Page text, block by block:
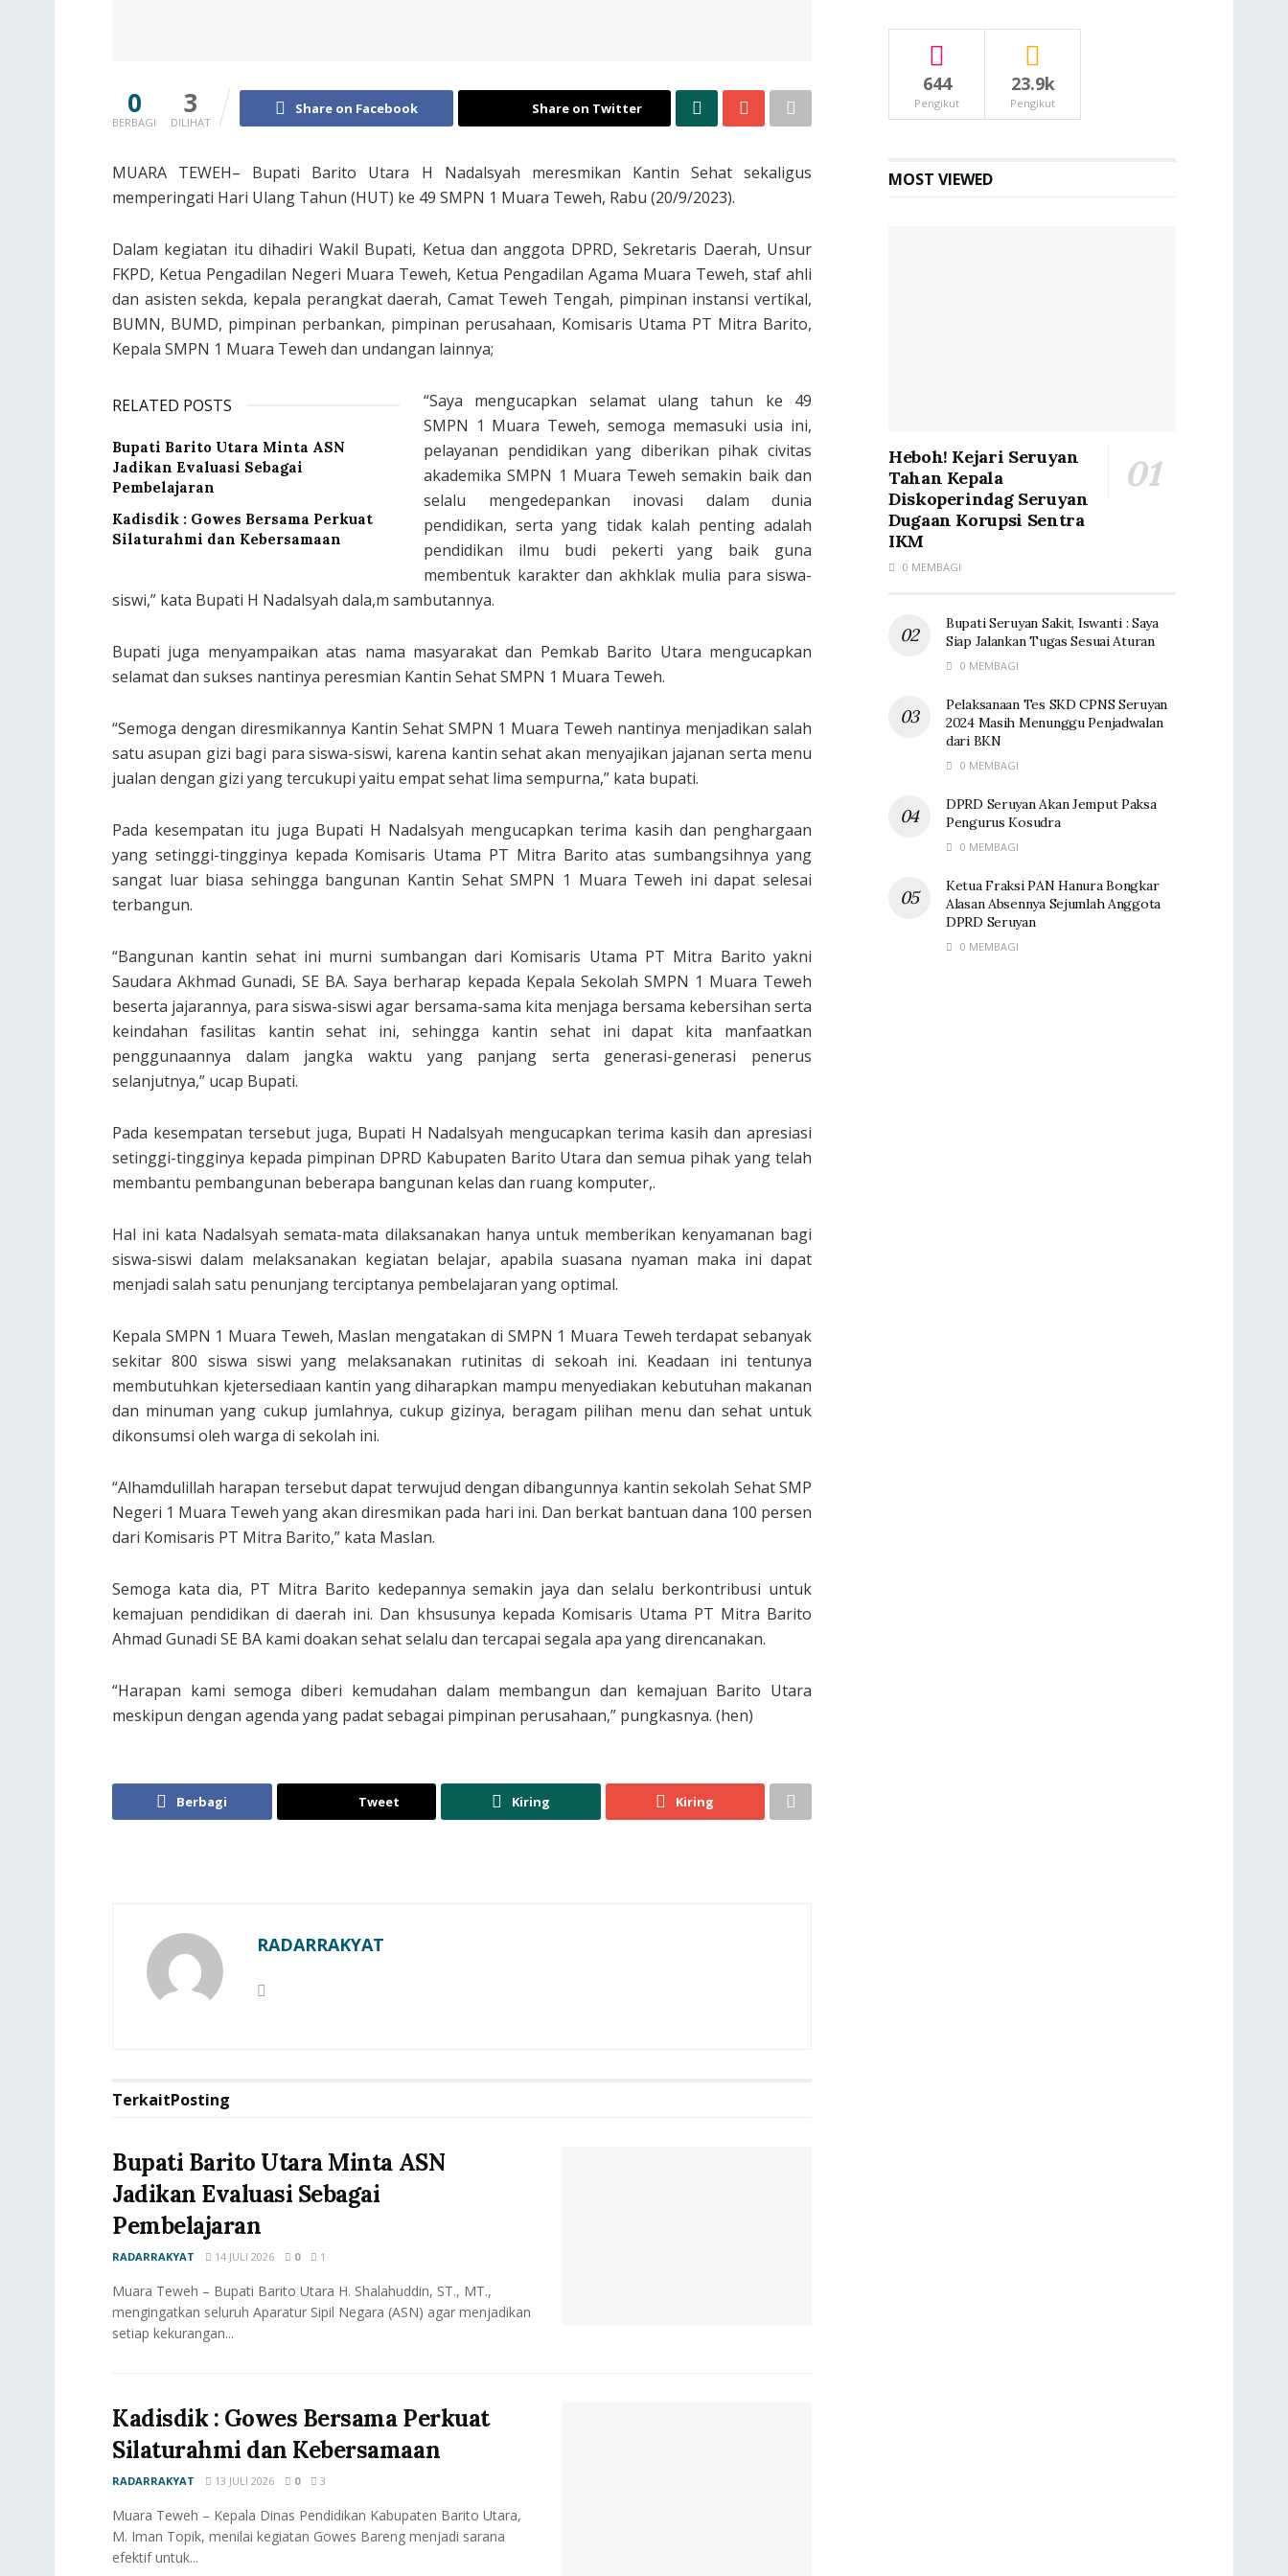
0
BERBAGI
3
DILIHAT
Share on Facebook Share on Twitter
MUARA TEWEH– Bupati Barito Utara H Nadalsyah meresmikan Kantin Sehat sekaligus
memperingati Hari Ulang Tahun (HUT) ke 49 SMPN 1 Muara Teweh, Rabu (20/9/2023).
Dalam kegiatan itu dihadiri Wakil Bupati, Ketua dan anggota DPRD, Sekretaris Daerah, Unsur
FKPD, Ketua Pengadilan Negeri Muara Teweh, Ketua Pengadilan Agama Muara Teweh, staf ahli
dan asisten sekda, kepala perangkat daerah, Camat Teweh Tengah, pimpinan instansi vertikal,
BUMN, BUMD, pimpinan perbankan, pimpinan perusahaan, Komisaris Utama PT Mitra Barito,
Kepala SMPN 1 Muara Teweh dan undangan lainnya;
RELATED POSTS
Bupati Barito Utara Minta ASN
Jadikan Evaluasi Sebagai
Pembelajaran
Kadisdik : Gowes Bersama Perkuat
Silaturahmi dan Kebersamaan
“Saya mengucapkan selamat ulang tahun ke 49
SMPN 1 Muara Teweh, semoga memasuki usia ini,
pelayanan pendidikan yang diberikan pihak civitas
akademika SMPN 1 Muara Teweh semakin baik dan
selalu mengedepankan inovasi dalam dunia
pendidikan, serta yang tidak kalah penting adalah
pendidikan ilmu budi pekerti yang baik guna
membentuk karakter dan akhklak mulia para siswa-
siswi,” kata Bupati H Nadalsyah dala,m sambutannya.
Bupati juga menyampaikan atas nama masyarakat dan Pemkab Barito Utara mengucapkan
selamat dan sukses nantinya peresmian Kantin Sehat SMPN 1 Muara Teweh.
“Semoga dengan diresmikannya Kantin Sehat SMPN 1 Muara Teweh nantinya menjadikan salah
satu asupan gizi bagi para siswa-siswi, karena kantin sehat akan menyajikan jajanan serta menu
jualan dengan gizi yang tercukupi yaitu empat sehat lima sempurna,” kata bupati.
Pada kesempatan itu juga Bupati H Nadalsyah mengucapkan terima kasih dan penghargaan
yang setinggi-tingginya kepada Komisaris Utama PT Mitra Barito atas sumbangsihnya yang
sangat luar biasa sehingga bangunan Kantin Sehat SMPN 1 Muara Teweh ini dapat selesai
terbangun.
“Bangunan kantin sehat ini murni sumbangan dari Komisaris Utama PT Mitra Barito yakni
Saudara Akhmad Gunadi, SE BA. Saya berharap kepada Kepala Sekolah SMPN 1 Muara Teweh
beserta jajarannya, para siswa-siswi agar bersama-sama kita menjaga bersama kebersihan serta
keindahan fasilitas kantin sehat ini, sehingga kantin sehat ini dapat kita manfaatkan
penggunaannya dalam jangka waktu yang panjang serta generasi-generasi penerus
selanjutnya,” ucap Bupati.
Pada kesempatan tersebut juga, Bupati H Nadalsyah mengucapkan terima kasih dan apresiasi
setinggi-tingginya kepada pimpinan DPRD Kabupaten Barito Utara dan semua pihak yang telah
membantu pembangunan beberapa bangunan kelas dan ruang komputer,.
Hal ini kata Nadalsyah semata-mata dilaksanakan hanya untuk memberikan kenyamanan bagi
siswa-siswi dalam melaksanakan kegiatan belajar, apabila suasana nyaman maka ini dapat
menjadi salah satu penunjang terciptanya pembelajaran yang optimal.
Kepala SMPN 1 Muara Teweh, Maslan mengatakan di SMPN 1 Muara Teweh terdapat sebanyak
sekitar 800 siswa siswi yang melaksanakan rutinitas di sekoah ini. Keadaan ini tentunya
membutuhkan kjetersediaan kantin yang diharapkan mampu menyediakan kebutuhan makanan
dan minuman yang cukup jumlahnya, cukup gizinya, beragam pilihan menu dan sehat untuk
dikonsumsi oleh warga di sekolah ini.
“Alhamdulillah harapan tersebut dapat terwujud dengan dibangunnya kantin sekolah Sehat SMP
Negeri 1 Muara Teweh yang akan diresmikan pada hari ini. Dan berkat bantuan dana 100 persen
dari Komisaris PT Mitra Barito,” kata Maslan.
Semoga kata dia, PT Mitra Barito kedepannya semakin jaya dan selalu berkontribusi untuk
kemajuan pendidikan di daerah ini. Dan khsusunya kepada Komisaris Utama PT Mitra Barito
Ahmad Gunadi SE BA kami doakan sehat selalu dan tercapai segala apa yang direncanakan.
“Harapan kami semoga diberi kemudahan dalam membangun dan kemajuan Barito Utara
meskipun dengan agenda yang padat sebagai pimpinan perusahaan,” pungkasnya. (hen)
Berbagi Tweet Kiring Kiring
RADARRAKYAT
TerkaitPosting
Bupati Barito Utara Minta ASN
Jadikan Evaluasi Sebagai
Pembelajaran
RADARRAKYAT 14 JULI 2026 0 1
Muara Teweh – Bupati Barito Utara H. Shalahuddin, ST., MT.,
mengingatkan seluruh Aparatur Sipil Negara (ASN) agar menjadikan
setiap kekurangan...
Kadisdik : Gowes Bersama Perkuat
Silaturahmi dan Kebersamaan
RADARRAKYAT 13 JULI 2026 0 3
Muara Teweh – Kepala Dinas Pendidikan Kabupaten Barito Utara,
M. Iman Topik, menilai kegiatan Gowes Bareng menjadi sarana
efektif untuk...
644
Pengikut
23.9k
Pengikut
MOST VIEWED
Heboh! Kejari Seruyan
Tahan Kepala
Diskoperindag Seruyan
Dugaan Korupsi Sentra
IKM
0 MEMBAGI
Bupati Seruyan Sakit, Iswanti : Saya
Siap Jalankan Tugas Sesuai Aturan
0 MEMBAGI
Pelaksanaan Tes SKD CPNS Seruyan
2024 Masih Menunggu Penjadwalan
dari BKN
0 MEMBAGI
DPRD Seruyan Akan Jemput Paksa
Pengurus Kosudra
0 MEMBAGI
Ketua Fraksi PAN Hanura Bongkar
Alasan Absennya Sejumlah Anggota
DPRD Seruyan
0 MEMBAGI